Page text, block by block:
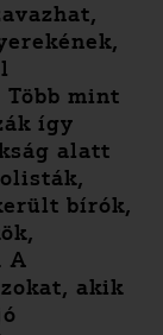
mint
így
alatt
bírók,
A
akik